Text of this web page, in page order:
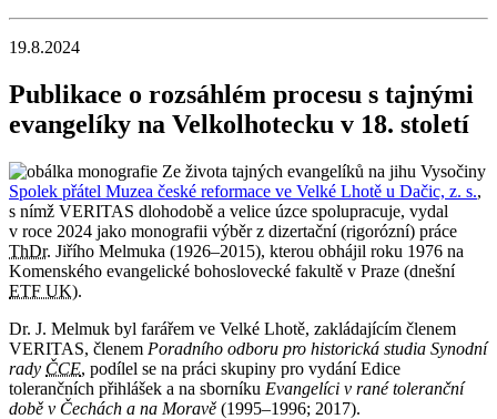
19.8.2024
Publikace o rozsáhlém procesu s tajnými
evangelíky na Velkolhotecku v 18. století
Spolek přátel Muzea české reformace ve Velké Lhotě u Dačic, z. s.,
s nímž VERITAS dlohodobě a velice úzce spolupracuje, vydal
v roce 2024 jako monografii výběr z dizertační (rigorózní) práce
ThDr. Jiřího Melmuka (1926–2015), kterou obhájil roku 1976 na
Komenského evangelické bohoslovecké fakultě v Praze (dnešní
ETF UK).
Dr. J. Melmuk byl farářem ve Velké Lhotě, zakládajícím členem
VERITAS, členem Poradního odboru pro historická studia Synodní
rady ČCE, podílel se na práci skupiny pro vydání Edice
tolerančních přihlášek a na sborníku Evangelíci v rané toleranční
době v Čechách a na Moravě (1995–1996; 2017).